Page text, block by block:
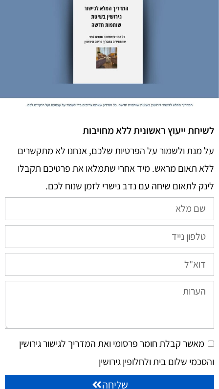
לשיחת ייעוץ ראשונית ללא מחויבות
על מנת ולשמור על הפרטיות שלכם, אנחנו לא מתקשרים
ללא תאום מראש. מיד אחרי שתמלאו את פרטיכם תקבלו
לינק לתאום שיחה עם נדב נישרי לזמן שנוח לכם.​
מאשר קבלת חומר פרסומי ואת המדריך לגישור גירושין
והסכמי שלום בית ולחלופין גירושין
שליחה